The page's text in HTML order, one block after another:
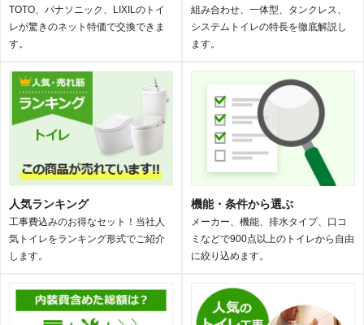
TOTO、パナソニック、LIXILのトイ
レが驚きのネット特価で交換できま
す。
組み合わせ、一体型、タンクレス、
システムトイレの特長を徹底解説し
ます。
人気ランキング
工事費込みのお得なセット！当社人
気トイレをランキング形式でご紹介
します。
機能・条件から選ぶ
メーカー、機能、排水タイプ、口コ
ミなどで900点以上のトイレから自由
に絞り込めます。